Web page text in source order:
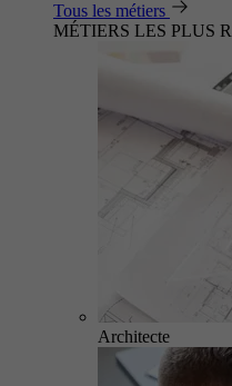
Tous les métiers
MÉTIERS LES PLUS
Architecte